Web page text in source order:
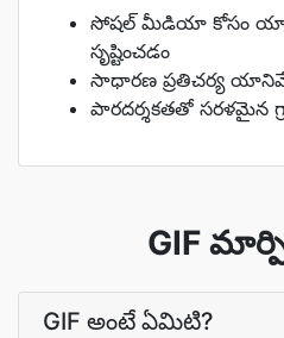
సోషల్ మీడియా కోసం
సృష్టించడం
సాధారణ ప్రతిచర్య
పారదర్శకతతో సరళమైన
GIF
GIF అంటే ఏమిటి?